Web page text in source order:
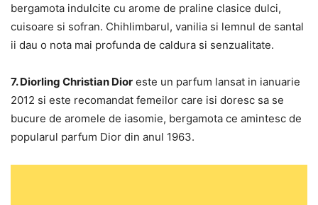
bergamota indulcite cu arome de praline clasice dulci,
cuisoare si sofran. Chihlimbarul, vanilia si lemnul de santal
ii dau o nota mai profunda de caldura si senzualitate.
7. Diorling Christian Dior este un parfum lansat in ianuarie
2012 si este recomandat femeilor care isi doresc sa se
bucure de aromele de iasomie, bergamota ce amintesc de
popularul parfum Dior din anul 1963.